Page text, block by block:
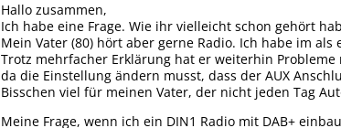
Hallo zusammen,
Ich habe eine Frage. Wie ihr vielleicht schon gehört
Mein Vater (80) hört aber gerne Radio. Ich habe im
Trotz mehrfacher Erklärung hat er weiterhin
da die Einstellung ändern musst, dass der AUX
Bisschen viel für meinen Vater, der nicht jeden Tag
Meine Frage, wenn ich ein DIN1 Radio mit DAB+